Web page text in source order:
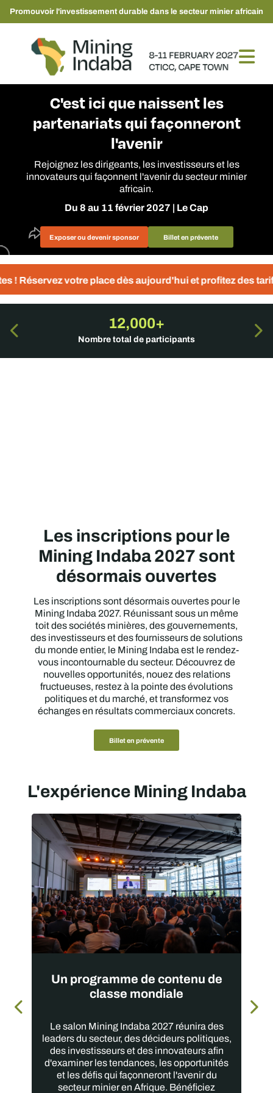
Promouvoir l'investissement durable dans le secteur minier africain
C'est ici que naissent les
partenariats qui façonneront
l'avenir
Rejoignez les dirigeants, les investisseurs et les
innovateurs qui façonnent l'avenir du secteur minier
africain.
Du 8 au 11 février 2027 | Le Cap
Exposer ou devenir sponsor Billet en prévente
place dès aujourd'hui et profitez des tarifs préférentiels
12,000+
Nombre total de participants
Les inscriptions pour le
Mining Indaba 2027 sont
désormais ouvertes
Les inscriptions sont désormais ouvertes pour le
Mining Indaba 2027. Réunissant sous un même
toit des sociétés minières, des gouvernements,
des investisseurs et des fournisseurs de solutions
du monde entier, le Mining Indaba est le rendez-
vous incontournable du secteur. Découvrez de
nouvelles opportunités, nouez des relations
fructueuses, restez à la pointe des évolutions
politiques et du marché, et transformez vos
échanges en résultats commerciaux concrets.
Billet en prévente
L'expérience Mining Indaba
Un programme de contenu de
classe mondiale
Le salon Mining Indaba 2027 réunira des
leaders du secteur, des décideurs politiques,
des investisseurs et des innovateurs afin
d'examiner les tendances, les opportunités
et les défis qui façonneront l'avenir du
secteur minier en Afrique. Bénéficiez